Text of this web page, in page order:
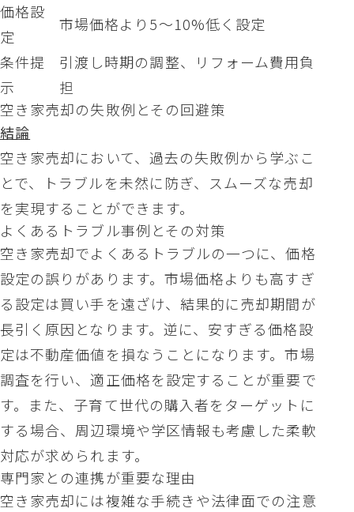
価格設
定
市場価格より5〜10%低く設定
条件提
示
引渡し時期の調整、リフォーム費用負
担
空き家売却の失敗例とその回避策
結論
空き家売却において、過去の失敗例から学ぶこ
とで、トラブルを未然に防ぎ、スムーズな売却
を実現することができます。
よくあるトラブル事例とその対策
空き家売却でよくあるトラブルの一つに、価格
設定の誤りがあります。市場価格よりも高すぎ
る設定は買い手を遠ざけ、結果的に売却期間が
長引く原因となります。逆に、安すぎる価格設
定は不動産価値を損なうことになります。市場
調査を行い、適正価格を設定することが重要で
す。また、子育て世代の購入者をターゲットに
する場合、周辺環境や学区情報も考慮した柔軟
対応が求められます。
専門家との連携が重要な理由
空き家売却には複雑な手続きや法律面での注意